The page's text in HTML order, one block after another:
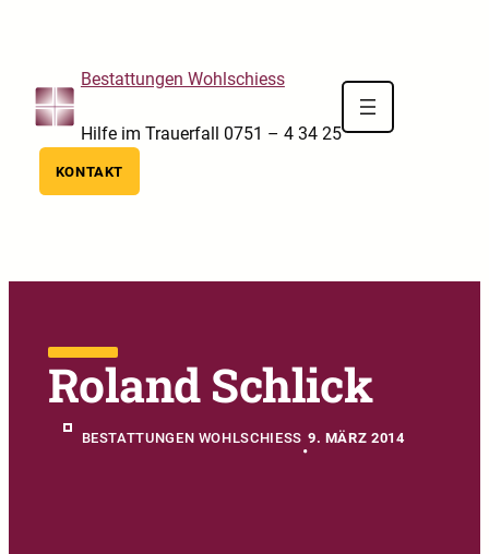
Bestattungen Wohlschiess
Hilfe im Trauerfall 0751 – 4 34 25
KONTAKT
Roland Schlick
BESTATTUNGEN WOHLSCHIESS
•
9. MÄRZ 2014